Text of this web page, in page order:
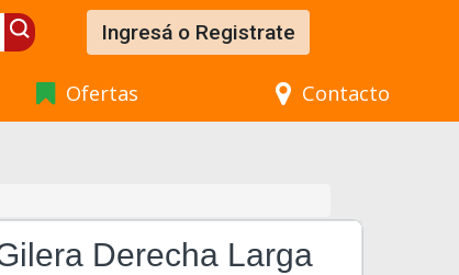
Ingresá o Registrate
Ofertas Contacto
Derecha Larga